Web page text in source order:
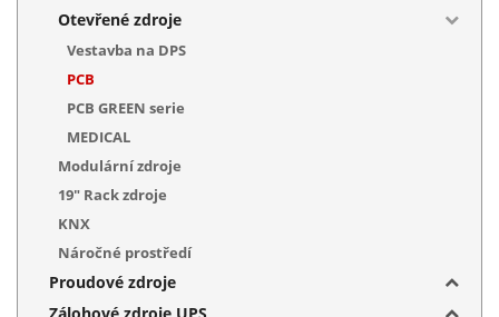
Otevřené zdroje
Vestavba na DPS
PCB
PCB GREEN serie
MEDICAL
Modulární zdroje
19" Rack zdroje
KNX
Náročné prostředí
Proudové zdroje